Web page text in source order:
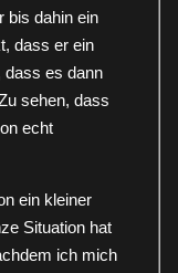
bis dahin ein
dass er ein
dass es dann
sehen, dass
echt
ein kleiner
Situation hat
ich mich